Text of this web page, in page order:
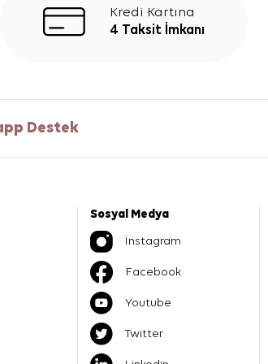
Kredi Kartına
4 Taksit İmkanı
Destek
Sosyal Medya
İnstagram
Facebook
Youtube
Twitter